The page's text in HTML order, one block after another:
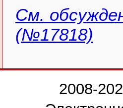
См.
(№17818)
2008-